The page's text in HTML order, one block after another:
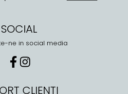
SOCIAL
ne in social media
CLIENTI